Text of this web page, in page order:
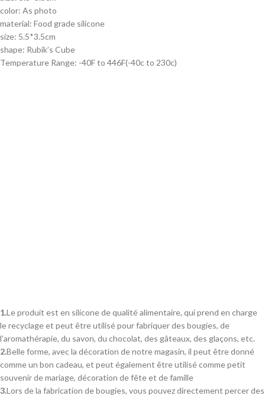
color: As photo
material: Food grade silicone
size: 5.5*3.5cm
shape: Rubik’s Cube
Temperature Range: -40F to 446F(-40c to 230c)
1.Le produit est en silicone de qualité alimentaire, qui prend en charge
le recyclage et peut être utilisé pour fabriquer des bougies, de
l’aromathérapie, du savon, du chocolat, des gâteaux, des glaçons, etc.
2.Belle forme, avec la décoration de notre magasin, il peut être donné
comme un bon cadeau, et peut également être utilisé comme petit
souvenir de mariage, décoration de fête et de famille
3.Lors de la fabrication de bougies, vous pouvez directement percer des